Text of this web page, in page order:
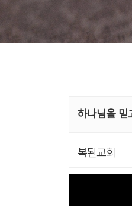
하나님을 믿
복된교회